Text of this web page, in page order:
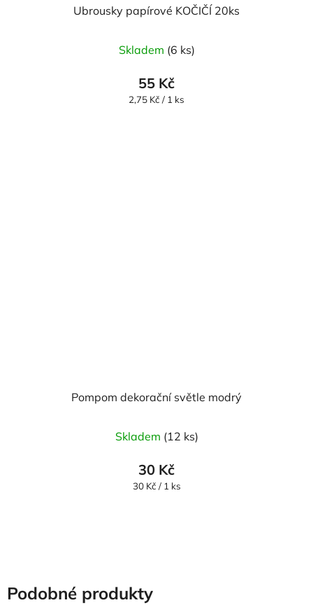
Ubrousky papírové KOČIČÍ 20ks
hodnocení
produktu
je
Skladem (6 ks)
55 Kč
Měrná
2,75 Kč / 1 ks
Pompom dekorační světle modrý
Skladem (12 ks)
30 Kč
Měrná
30 Kč / 1 ks
Podobné produkty